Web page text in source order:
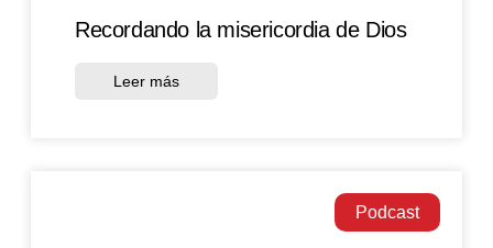
Recordando la misericordia de Dios
Leer más
Podcast